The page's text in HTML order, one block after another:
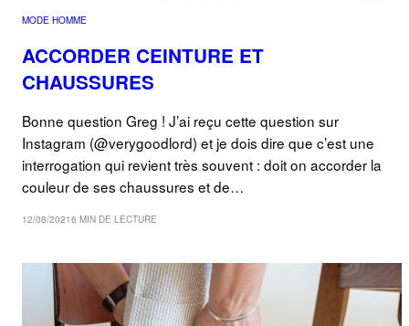
MODE HOMME
ACCORDER CEINTURE ET
CHAUSSURES
Bonne question Greg ! J’ai reçu cette question sur
Instagram (@verygoodlord) et je dois dire que c’est une
interrogation qui revient très souvent : doit on accorder la
couleur de ses chaussures et de…
12/08/20216 MIN DE LECTURE